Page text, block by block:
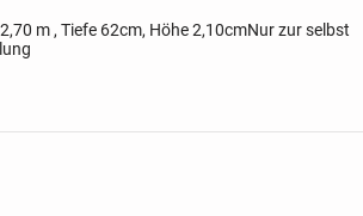
m , Tiefe 62cm, Höhe 2,10cmNur zur selbst